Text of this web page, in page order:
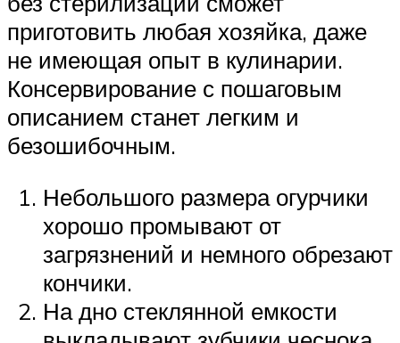
приготовить любая хозяйка, даже
не имеющая опыт в кулинарии.
Консервирование с пошаговым
описанием станет легким и
безошибочным.
Небольшого размера огурчики
хорошо промывают от
загрязнений и немного обрезают
кончики.
На дно стеклянной емкости